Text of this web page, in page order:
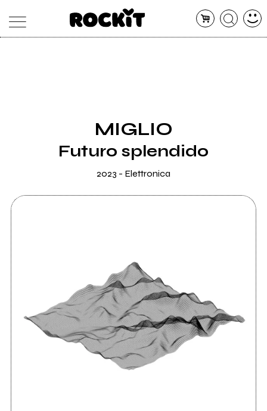
RADIO
MIGLIO
Futuro splendido
2023 - Elettronica